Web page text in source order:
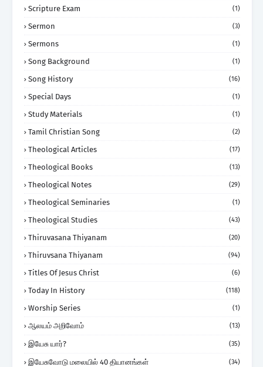
Scripture Exam (1)
Sermon (3)
Sermons (1)
Song Background (1)
Song History (16)
Special Days (1)
Study Materials (1)
Tamil Christian Song (2)
Theological Articles (17)
Theological Books (13)
Theological Notes (29)
Theological Seminaries (1)
Theological Studies (43)
Thiruvasana Thiyanam (20)
Thiruvsana Thiyanam (94)
Titles Of Jesus Christ (6)
Today In History (118)
Worship Series (1)
ஆலயம் அறிவோம் (13)
இயேசு யார்? (35)
இயேசுவோடு மலையில் 40 தியானங்கள் (34)